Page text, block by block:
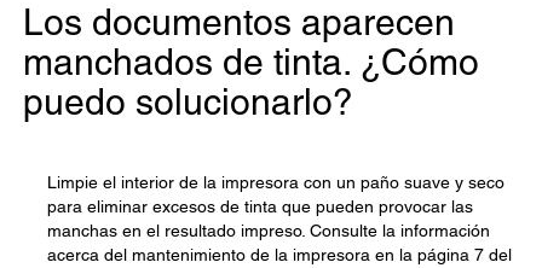
Los documentos aparecen
manchados de tinta. ¿Cómo
puedo solucionarlo?
Limpie el interior de la impresora con un paño suave y seco
para eliminar excesos de tinta que pueden provocar las
manchas en el resultado impreso. Consulte la información
acerca del mantenimiento de la impresora en la página 7 del